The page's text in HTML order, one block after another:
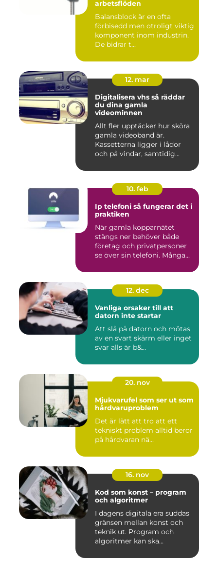
arbetsflöden
Balansblock är en ofta
förbisedd men otroligt viktig
komponent inom industrin.
De bidrar t...
12. mar
Digitalisera vhs så räddar
du dina gamla
videominnen
Allt fler upptäcker hur sköra
gamla videoband är.
Kassetterna ligger i lådor
och på vindar, samtidig...
10. feb
Ip telefoni så fungerar det i
praktiken
När gamla kopparnätet
stängs ner behöver både
företag och privatpersoner
se över sin telefoni. Många...
12. dec
Vanliga orsaker till att
datorn inte startar
Att slå på datorn och mötas
av en svart skärm eller inget
svar alls är b&...
20. nov
Mjukvarufel som ser ut som
hårdvaruproblem
Det är lätt att tro att ett
tekniskt problem alltid beror
på hårdvaran nä...
16. nov
Kod som konst – program
och algoritmer
I dagens digitala era suddas
gränsen mellan konst och
teknik ut. Program och
algoritmer kan ska...